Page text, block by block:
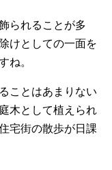
られることが多
けとしての一面を
ね。
ことはあまりない
木として植えられ
宅街の散歩が日課